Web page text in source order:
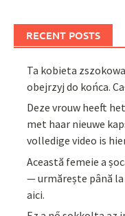
RECENT POSTS
Ta kobieta
obejrzyj do końca.
Deze vrouw heeft
met haar nieuwe
volledige video is
Această femeie a
— urmărește până
aici.